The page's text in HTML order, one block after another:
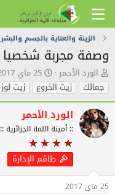
الزينة والعناية بالجسم
وصفة مجربة شخصيا
ك
ا
ت
ب
ا
ل
م
و
ع
الورد الأحمر ت
ا
ر
ي
خ
ا
ل
ن
ش
ر
25 ماي 2017
جمالك
زيت الخروع زيت لوز
الورد الأحمر
:: أمينة اللمة الجزائرية ::
طاقم الإدارة
25 ماي 2017